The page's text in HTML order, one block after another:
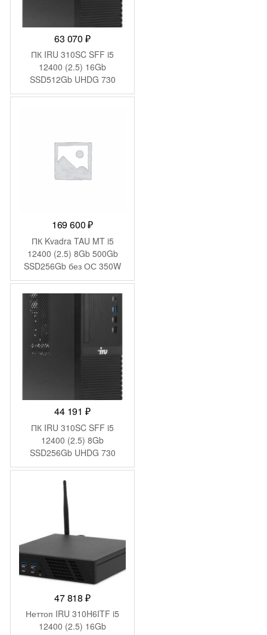
63 070₽
ПК IRU 310SC SFF i5
12400 (2.5) 16Gb
SSD512Gb UHDG 730
Windows 11 Pro GbitEth
169 600₽
ПК Kvadra TAU MT i5
12400 (2.5) 8Gb 500Gb
SSD256Gb без ОС 350W
мышь клавиатура
(Y20SYSCAS201R_C81482
44 191₽
ПК IRU 310SC SFF i5
12400 (2.5) 8Gb
SSD256Gb UHDG 730
Windows 11 Pro GbitEth
200W черный (1969067)
47 818₽
Неттоп IRU 310H6ITF i5
12400 (2.5) 16Gb